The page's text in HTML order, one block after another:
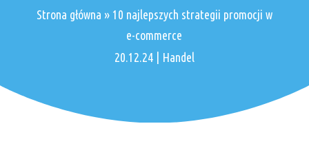
Strona główna » 10 najlepszych strategii promocji w
e-commerce
20.12.24| Handel